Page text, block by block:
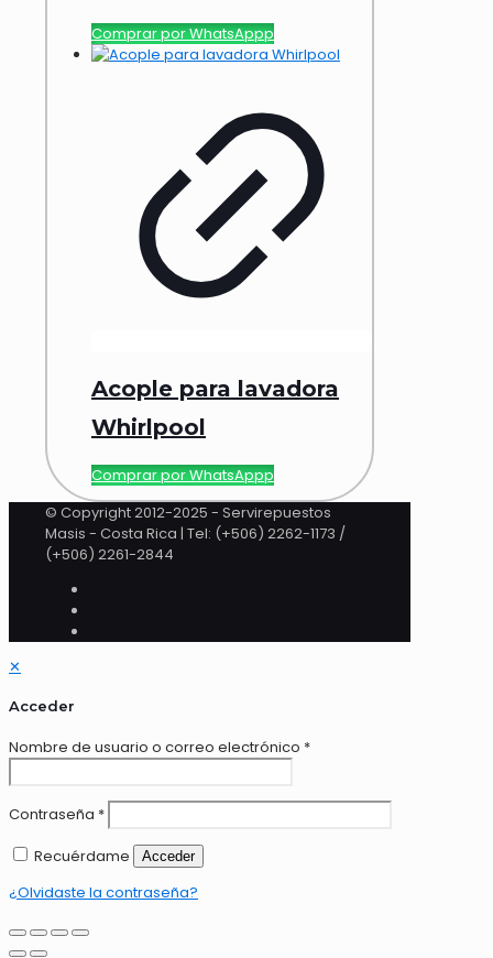
Comprar por WhatsAppp
Acople para lavadora
Whirlpool
Comprar por WhatsAppp
© Copyright 2012-2025 - Servirepuestos
Masis - Costa Rica | Tel: (+506) 2262-1173 /
(+506) 2261-2844
✕
Acceder
Nombre de usuario o correo electrónico *
Contraseña *
Recuérdame
Acceder
¿Olvidaste la contraseña?